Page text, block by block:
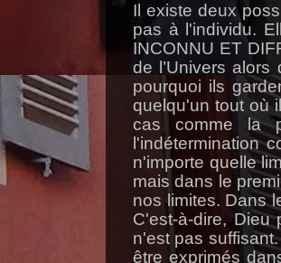
Il existe deux
pas à l'individu.
INCONNU ET
de l’Univers
pourquoi ils
quelqu'un tout où
cas comme la
l'indétermination
n'importe quelle
mais dans le
nos limites. Dans
C'est-à-dire,
n'est pas
être exprimés